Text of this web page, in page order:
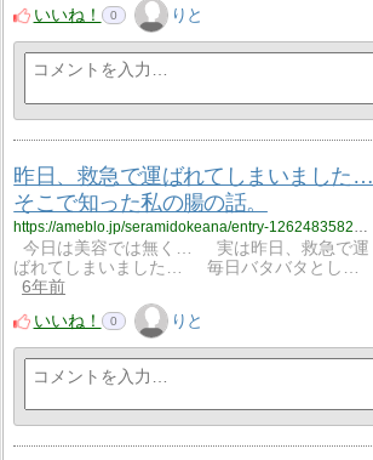
いいね！
0 りと
昨日、救急で運ばれてしまいました…
そこで知った私の腸の話。
今日は美容では無く… 実は昨日、救急で運
ばれてしまいました… 毎日バタバタとし…
6年前
いいね！
0 りと